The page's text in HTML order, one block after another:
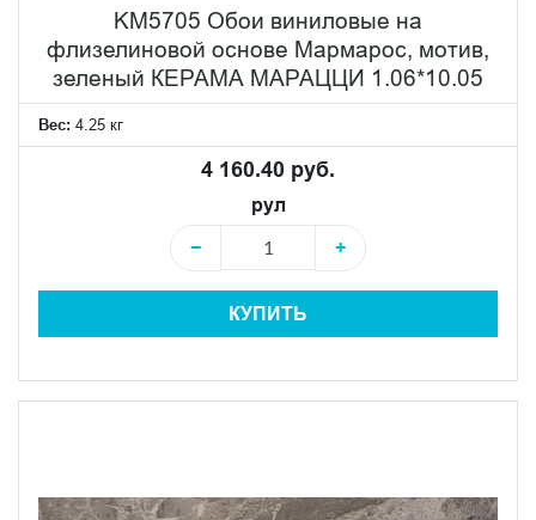
KM5705 Обои виниловые на
флизелиновой основе Мармарос, мотив,
зеленый КЕРАМА МАРАЦЦИ 1.06*10.05
Вес: 4.25 кг
4 160.40 руб.
рул
−
+
КУПИТЬ